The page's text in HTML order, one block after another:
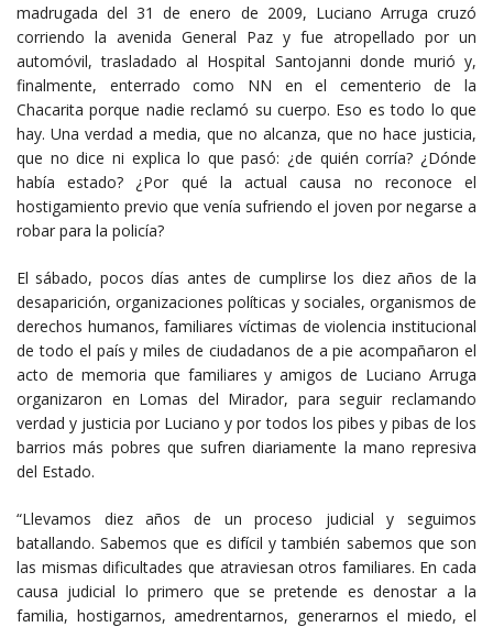
madrugada del 31 de enero de 2009, Luciano Arruga cruzó
corriendo la avenida General Paz y fue atropellado por un
automóvil, trasladado al Hospital Santojanni donde murió y,
finalmente, enterrado como NN en el cementerio de la
Chacarita porque nadie reclamó su cuerpo. Eso es todo lo que
hay. Una verdad a media, que no alcanza, que no hace justicia,
que no dice ni explica lo que pasó: ¿de quién corría? ¿Dónde
había estado? ¿Por qué la actual causa no reconoce el
hostigamiento previo que venía sufriendo el joven por negarse a
robar para la policía?
El sábado, pocos días antes de cumplirse los diez años de la
desaparición, organizaciones políticas y sociales, organismos de
derechos humanos, familiares víctimas de violencia institucional
de todo el país y miles de ciudadanos de a pie acompañaron el
acto de memoria que familiares y amigos de Luciano Arruga
organizaron en Lomas del Mirador, para seguir reclamando
verdad y justicia por Luciano y por todos los pibes y pibas de los
barrios más pobres que sufren diariamente la mano represiva
del Estado.
“Llevamos diez años de un proceso judicial y seguimos
batallando. Sabemos que es difícil y también sabemos que son
las mismas dificultades que atraviesan otros familiares. En cada
causa judicial lo primero que se pretende es denostar a la
familia, hostigarnos, amedrentarnos, generarnos el miedo, el